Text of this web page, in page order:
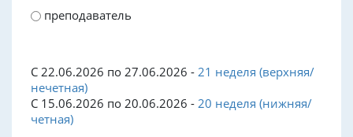
преподаватель
С 22.06.2026 по 27.06.2026 - 21 неделя (верхняя/
нечетная)
С 15.06.2026 по 20.06.2026 - 20 неделя (нижняя/
четная)